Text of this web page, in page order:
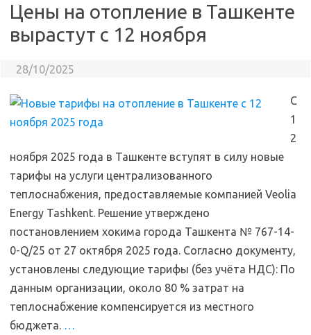
Цены на отопление в Ташкенте
вырастут с 12 ноября
28/10/2025
С
1
2
ноября 2025 года в Ташкенте вступят в силу новые
тарифы на услуги централизованного
теплоснабжения, предоставляемые компанией Veolia
Energy Tashkent. Решение утверждено
постановлением хокима города Ташкента № 767-14-
0-Q/25 от 27 октября 2025 года. Согласно документу,
установлены следующие тарифы (без учёта НДС): По
данным организации, около 80 % затрат на
теплоснабжение компенсируется из местного
бюджета. …